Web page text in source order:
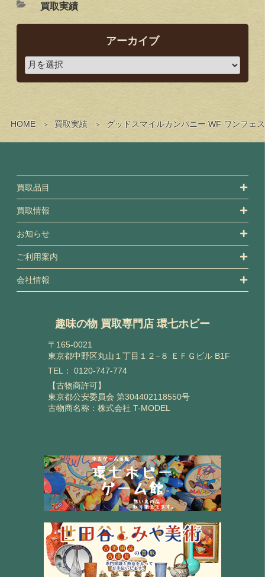
HOME 買取実績 グッドスマイルカンパニー WF ワンフェ
買取実績
アーカイブ
買取品目
買取情報
お知らせ
ご利用案内
会社情報
趣味の物 買取専門店 環七ホビー
〒165-0021
東京都中野区丸山１丁目１２−８ ＥＦＧビル B1F
TEL： 0120-747-774
【古物商許可】
東京都公安委員会 第304402118550号
古物商名称：株式会社 T-MODEL